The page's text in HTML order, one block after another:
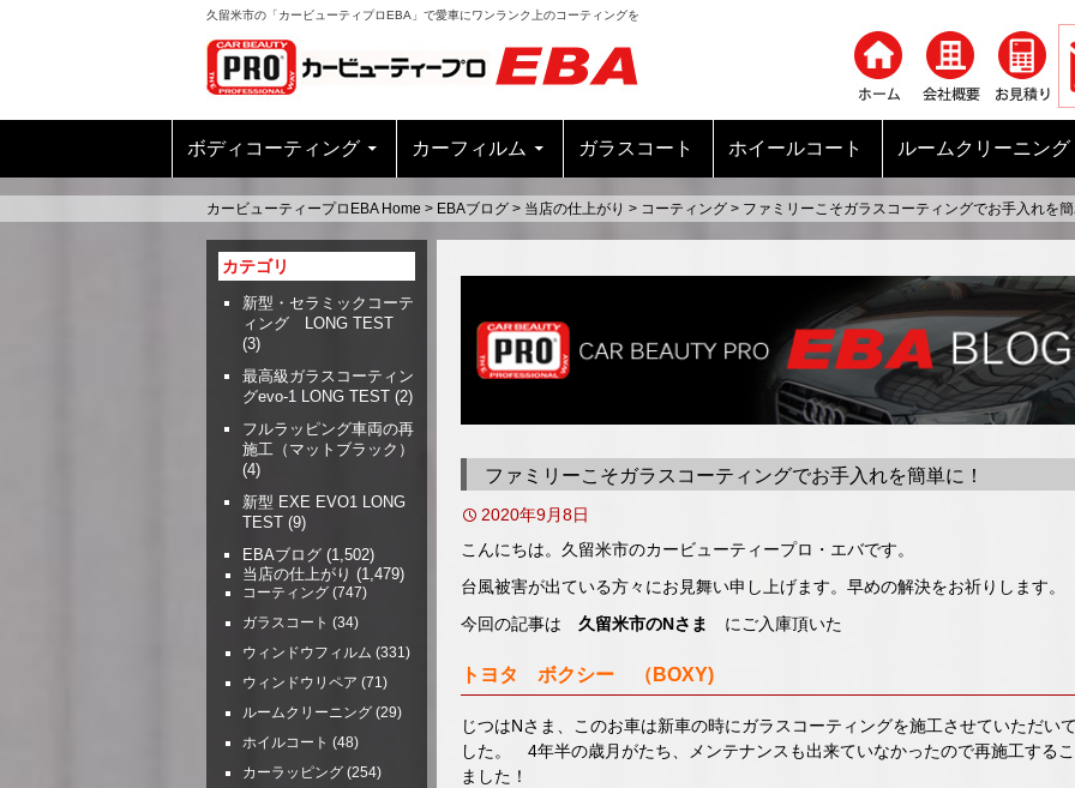
久留米市の「カービューティプロEBA」で愛車にワンランク上のコーティングを
ボディコーティング カーフィルム ガラスコート ホイールコート ルームクリーニング
カービューティープロEBA Home > EBAブログ > 当店の仕上がり > コーティング > ファミリーこそガラスコーティングでお手入れを
ファミリーこそガラスコーティングでお手入れを簡単に！
2020年9月8日
こんにちは。久留米市のカービューティープロ・エバです。
台風被害が出ている方々にお見舞い申し上げます。早めの解決をお祈りします。
今回の記事は 久留米市のNさま にご入庫頂いた
トヨタ ボクシー （BOXY)
じつはNさま、このお車は新車の時にガラスコーティングを施工させていただい
した。 4年半の歳月がたち、メンテナンスも出来ていなかったので再施工する
ました！
カテゴリ
新型・セラミックコーテ
ィング LONG TEST
(3)
最高級ガラスコーティン
グevo-1 LONG TEST (2)
フルラッピング車両の再
施工（マットブラック）
(4)
新型 EXE EVO1 LONG
TEST (9)
EBAブログ (1,502)
当店の仕上がり (1,479)
コーティング (747)
ガラスコート (34)
ウィンドウフィルム (331)
ウィンドウリペア (71)
ルームクリーニング (29)
ホイルコート (48)
カーラッピング (254)